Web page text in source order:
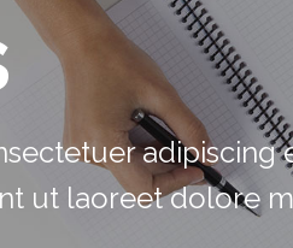
adipiscing
ut laoreet dolore